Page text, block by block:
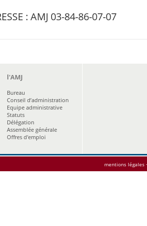
: AMJ 03-84-86-07-07
l'AMJ
Bureau
Conseil d’administration
Equipe administrative
Statuts
Délégation
Assemblée générale
Offres d'emploi
mentions légales